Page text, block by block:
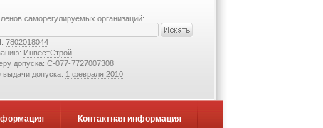
саморегулируемых организаций:
7802018044
ИнвестСтрой
допуска: С-077-7727007308
выдачи допуска: 1 февраля 2010
Контактная информация